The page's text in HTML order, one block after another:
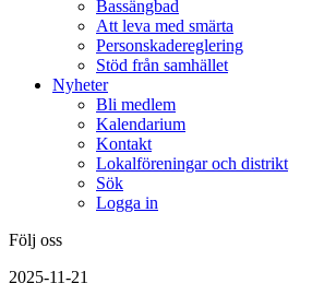
Bassängbad
Att leva med smärta
Personskadereglering
Stöd från samhället
Nyheter
Bli medlem
Kalendarium
Kontakt
Lokalföreningar och distrikt
Sök
Logga in
Följ oss
2025-11-21